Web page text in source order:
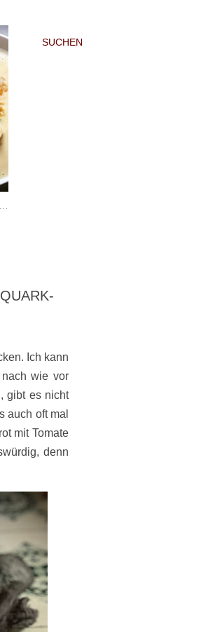
SUCHEN
Ich kann
wie vor
gibt es nicht
auch oft mal
mit Tomate
denn